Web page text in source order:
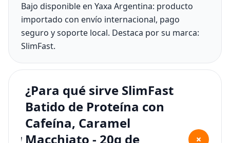
Bajo disponible en Yaxa Argentina: producto
importado con envío internacional, pago
seguro y soporte local. Destaca por su marca:
SlimFast.
¿Para qué sirve SlimFast
Batido de Proteína con
Cafeína, Caramel
Macchiato - 20g de
+